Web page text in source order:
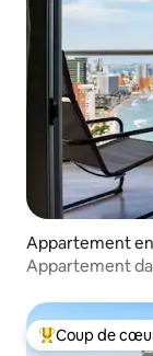
Appartement en
Appartement
Coups de cœur
Coup de